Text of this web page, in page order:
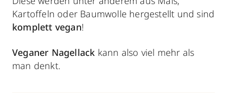
Kartoffeln oder Baumwolle hergestellt und sind
komplett vegan!
Veganer Nagellack kann also viel mehr als
man denkt.